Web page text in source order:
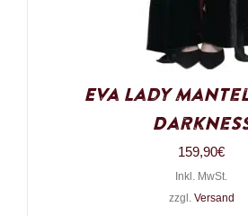
Eva Lady
159,90€
Inkl. MwSt.
zzgl. Versand